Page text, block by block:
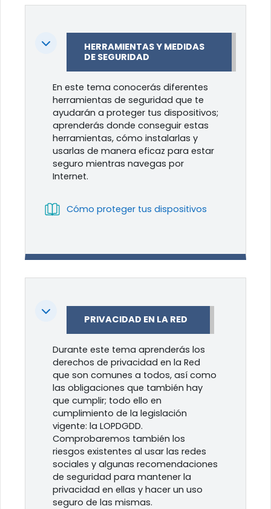
Colapsar
HERRAMIENTAS Y MEDIDAS
DE SEGURIDAD
En este tema conocerás diferentes
herramientas de seguridad que te
ayudarán a proteger tus dispositivos;
aprenderás donde conseguir estas
herramientas, cómo instalarlas y
usarlas de manera eficaz para estar
seguro mientras navegas por
Internet.
Cómo proteger tus dispositivos
Colapsar PRIVACIDAD EN LA RED
Durante este tema aprenderás los
derechos de privacidad en la Red
que son comunes a todos, así como
las obligaciones que también hay
que cumplir; todo ello en
cumplimiento de la legislación
vigente: la LOPDGDD.
Comprobaremos también los
riesgos existentes al usar las redes
sociales y algunas recomendaciones
de seguridad para mantener la
privacidad en ellas y hacer un uso
seguro de las mismas.